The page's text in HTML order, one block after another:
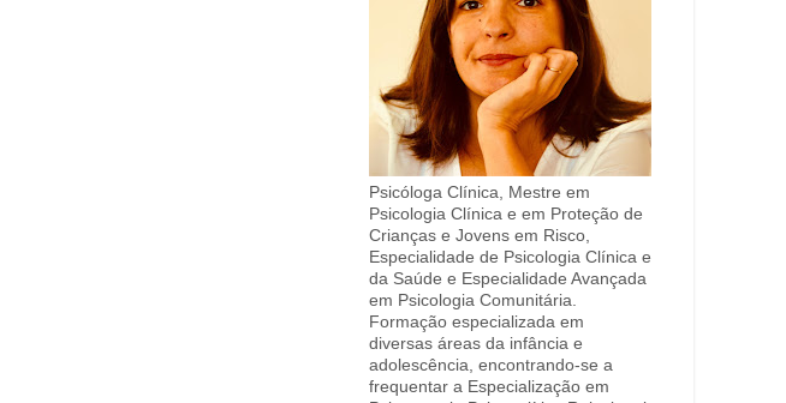
Psicóloga Clínica, Mestre em
Psicologia Clínica e em Proteção de
Crianças e Jovens em Risco,
Especialidade de Psicologia Clínica e
da Saúde e Especialidade Avançada
em Psicologia Comunitária.
Formação especializada em
diversas áreas da infância e
adolescência, encontrando-se a
frequentar a Especialização em